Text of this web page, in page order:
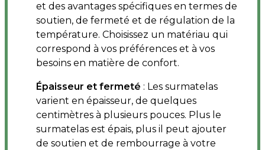
et des avantages spécifiques en termes de
soutien, de fermeté et de régulation de la
température. Choisissez un matériau qui
correspond à vos préférences et à vos
besoins en matière de confort.
Épaisseur et fermeté : Les surmatelas
varient en épaisseur, de quelques
centimètres à plusieurs pouces. Plus le
surmatelas est épais, plus il peut ajouter
de soutien et de rembourrage à votre